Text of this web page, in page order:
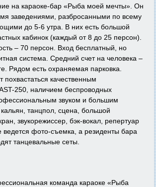
на караоке-бар «Рыба моей мечты». Он
заведениями, разбросанными по всему
до 5-6 утра. В них есть большой
кабинок (каждый от 8 до 25 персон).
– 70 персон. Вход бесплатный, но
система. Средний счет на человека –
Рядом есть охраняемая парковка.
качественным
250, наличием беспроводных
звуком и большим
танцпол, сцена, большой
звукорежиссер, бэк-вокал, репертуар
ведется фото-съемка, а резиденты бара
танцевальные сеты.
команда караоке «Рыба